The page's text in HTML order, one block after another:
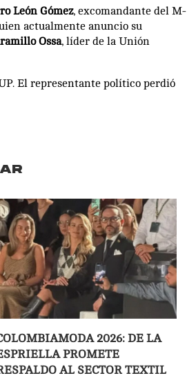
León Gómez, excomandante del M-
actualmente anuncio su
Ossa, líder de la Unión
El representante político perdió
2026: DE LA
PROMETE
AL SECTOR TEXTIL